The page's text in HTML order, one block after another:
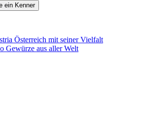
Österreich mit seiner Vielfalt
Gewürze aus aller Welt